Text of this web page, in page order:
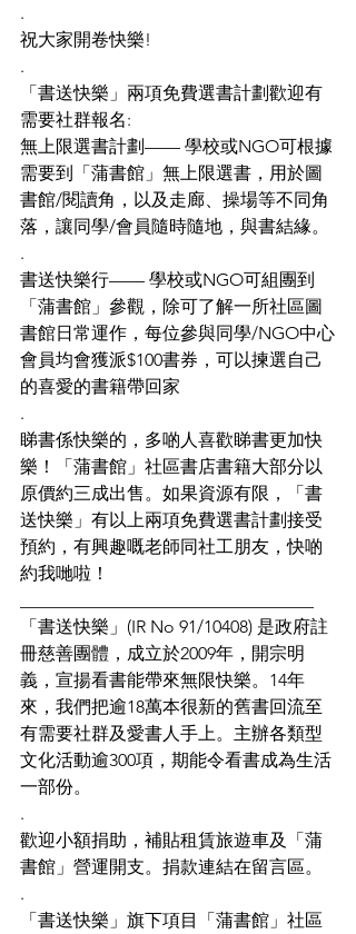
.
祝大家開卷快樂!
.
「書送快樂」兩項免費選書計劃歡迎有
需要社群報名:
無上限選書計劃—— 學校或NGO可根據
需要到「蒲書館」無上限選書，用於圖
書館/閱讀角，以及走廊、操場等不同角
落，讓同學/會員隨時隨地，與書結緣。
.
書送快樂行—— 學校或NGO可組團到
「蒲書館」參觀，除可了解一所社區圖
書館日常運作，每位參與同學/NGO中心
會員均會獲派$100書券，可以揀選自己
的喜愛的書籍帶回家
.
睇書係快樂的，多啲人喜歡睇書更加快
樂！「蒲書館」社區書店書籍大部分以
原價約三成出售。如果資源有限，「書
送快樂」有以上兩項免費選書計劃接受
預約，有興趣嘅老師同社工朋友，快啲
約我哋啦！
「書送快樂」(IR No 91/10408) 是政府註
冊慈善團體，成立於2009年，開宗明
義，宣揚看書能帶來無限快樂。14年
來，我們把逾18萬本很新的舊書回流至
有需要社群及愛書人手上。主辦各類型
文化活動逾300項，期能令看書成為生活
一部份。
.
歡迎小額捐助，補貼租賃旅遊車及「蒲
書館」營運開支。捐款連結在留言區。
.
「書送快樂」旗下項目「蒲書館」社區